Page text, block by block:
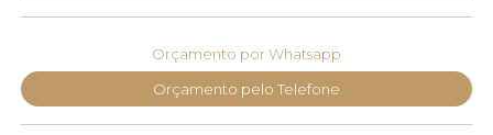
Orçamento por Whatsapp
Orçamento pelo Telefone